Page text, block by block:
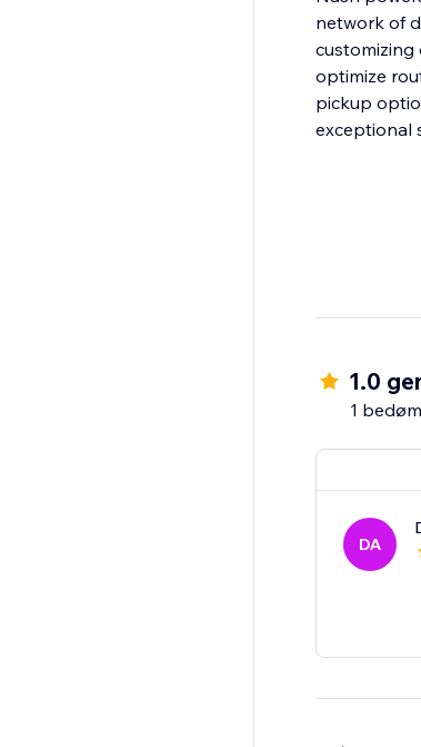
network of
customizing
optimize
pickup
exceptional
1.0
1
DA